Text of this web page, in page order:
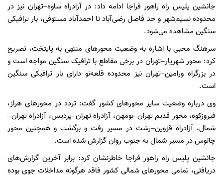
جانشین پلیس راه راهور فراجا ادامه داد: در آزادراه ساوه–تهران نیز در
محدوده نسیم‌شهر و حد فاصل رضی‌آباد تا احمدآباد مستوفی، بار ترافیکی
سنگین مشاهده می‌شود.
سرهنگ محبی با اشاره به وضعیت محورهای منتهی به پایتخت، تصریح
کرد: محور شهریار–تهران در برخی مقاطع با ترافیک سنگین مواجه است و
در بزرگراه ورامین–تهران نیز محدوده قلعه‌نو دارای بار ترافیکی سنگین
است.
وی درباره وضعیت سایر محورهای کشور گفت: تردد در محورهای هراز،
فیروزکوه، محور قدیم تهران–بومهن، آزادراه تهران–پردیس، آزادراه تهران–
شمال، آزادراه قزوین–رشت در مسیر رفت و برگشت و همچنین محور
چالوس در مسیر شمال به جنوب روان گزارش شده است.
جانشین پلیس راه راهور فراجا خاطرنشان کرد: برابر آخرین گزارش‌های
دریافتی، تمامی محورهای شمالی کشور فاقد هرگونه مداخلات جوی بوده